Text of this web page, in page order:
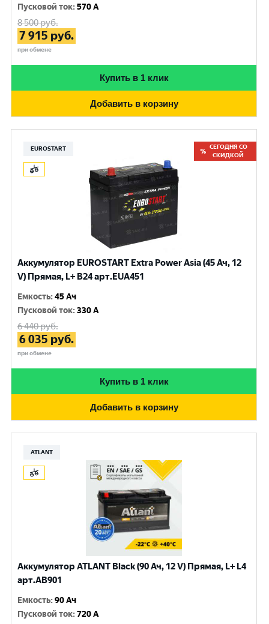
Пусковой ток:570 A
8 500руб.
7 915 руб.
при обмене
Купить в 1 клик
Добавить в корзину
EUROSTART
СЕГОДНЯ СО
СКИДКОЙ
Аккумулятор EUROSTART Extra Power Asia (45 Ач, 12
V) Прямая, L+ B24 арт.EUA451
Емкость:45 Ач
Пусковой ток:330 A
6 440руб.
6 035 руб.
при обмене
Купить в 1 клик
Добавить в корзину
ATLANT
Аккумулятор ATLANT Black (90 Ач, 12 V) Прямая, L+ L4
арт.AB901
Емкость:90 Ач
Пусковой ток:720 A